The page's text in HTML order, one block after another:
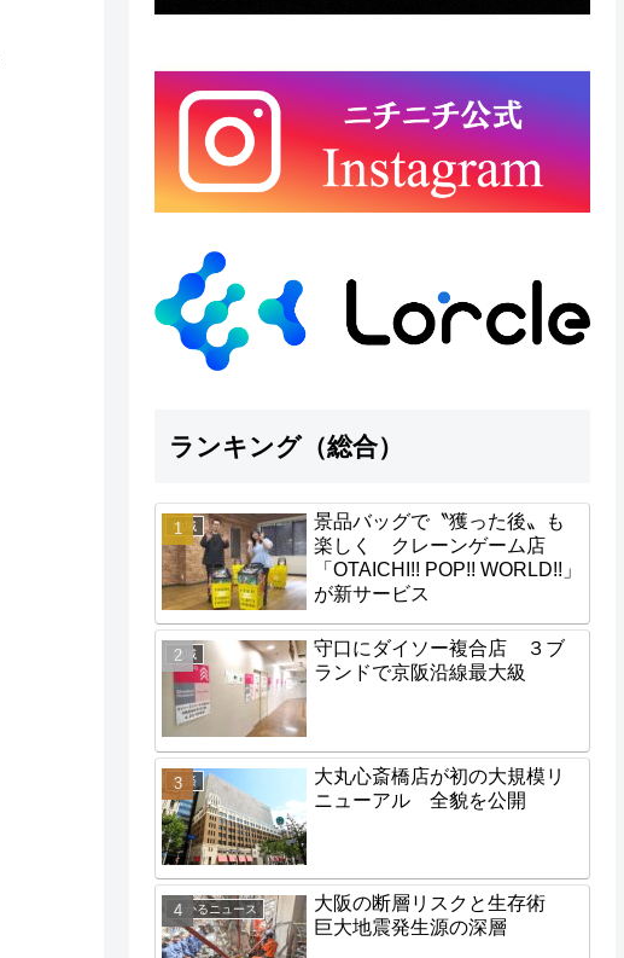
ランキング（総合）
地域
景品バッグで〝獲った後〟も
楽しく クレーンゲーム店
「OTAICHI!! POP!! WORLD!!」
が新サービス
地域
守口にダイソー複合店 ３ブ
ランドで京阪沿線最大級
経済
大丸心斎橋店が初の大規模リ
ニューアル 全貌を公開
わかるニュース
大阪の断層リスクと生存術
巨大地震発生源の深層